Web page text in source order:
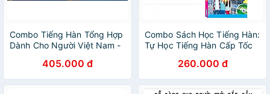
Combo Tiếng Hàn Tổng Hợp
Dành Cho Người Việt Nam -
405.000 đ
Combo Sách Học Tiếng Hàn:
Tự Học Tiếng Hàn Cấp Tốc
Mỗi Ngày + 2500 Câu Giao
Tiếng Hàn- tặng Bookmark
PĐ
260.000 đ